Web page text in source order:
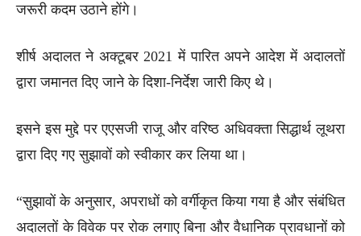
जरूरी कदम उठाने होंगे।
शीर्ष अदालत ने अक्टूबर 2021 में पारित अपने आदेश में अदालतों
द्वारा जमानत दिए जाने के दिशा-निर्देश जारी किए थे।
इसने इस मुद्दे पर एएसजी राजू और वरिष्ठ अधिवक्ता सिद्धार्थ लूथरा
द्वारा दिए गए सुझावों को स्वीकार कर लिया था।
“सुझावों के अनुसार, अपराधों को वर्गीकृत किया गया है और संबंधित
अदालतों के विवेक पर रोक लगाए बिना और वैधानिक प्रावधानों को